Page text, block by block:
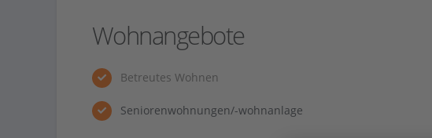
Wohnangebote
Betreutes Wohnen
Seniorenwohnungen/-wohnanlage